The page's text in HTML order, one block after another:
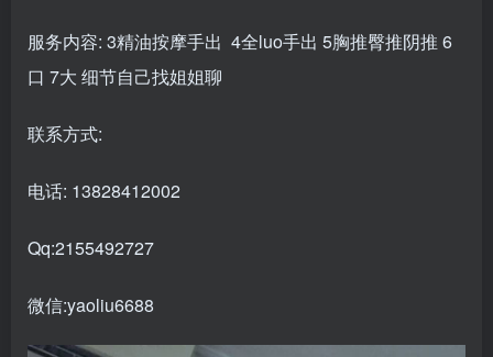
服务内容: 3精油按摩手出 4全luo手出 5胸推臀推阴推 6
口 7大 细节自己找姐姐聊
联系方式:
电话: 13828412002
Qq:2155492727
微信:yaoliu6688